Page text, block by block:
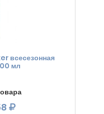
всесезонная
мл